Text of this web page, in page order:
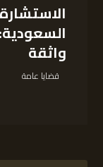
واثقة
قضايا عامة